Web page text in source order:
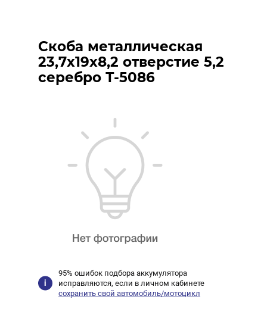
Скоба металлическая
23,7х19х8,2 отверстие 5,2
серебро Т-5086
95% ошибок подбора аккумулятора
исправляются, если в личном кабинете
сохранить свой автомобиль/мотоцикл